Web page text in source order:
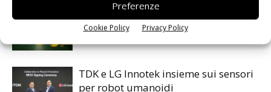
Preferenze
Cookie Policy Privacy Policy
Renesas lancia la piattaforma
MRDIMM Gen 3
TDK e LG Innotek insieme sui sensori
per robot umanoidi